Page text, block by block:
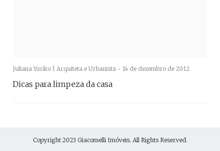
Juliana Yuriko | Arquiteta e Urbanista - 14 de dezembro de 2012
Dicas para limpeza da casa
Copyright 2023 Giacomelli Imóveis. All Rights Reserved.